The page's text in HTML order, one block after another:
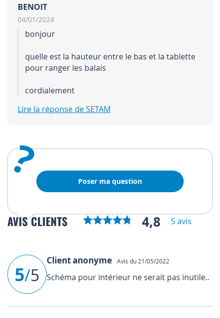
BENOIT
04/01/2024
bonjour
quelle est la hauteur entre le bas et la tablette
pour ranger les balais
cordialement
Lire la réponse de SETAM
? Poser ma question
AVIS CLIENTS 4,8 5 avis
5/5
Client anonyme Avis du 21/05/2022
Schéma pour intérieur ne serait pas inutile..